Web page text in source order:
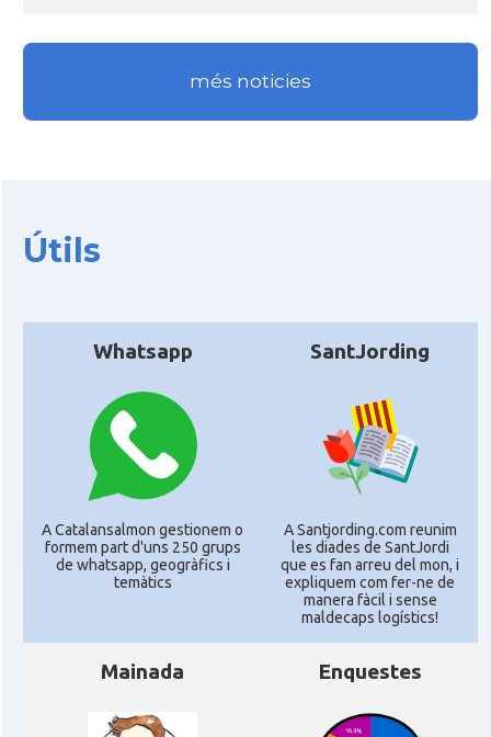
més noticies
Útils
Whatsapp
A Catalansalmon gestionem o
formem part d'uns 250 grups
de whatsapp, geogràfics i
temàtics
SantJording
A Santjording.com reunim
les diades de SantJordi
que es fan arreu del mon, i
expliquem com fer-ne de
manera fàcil i sense
maldecaps logí­stics!
Mainada Enquestes